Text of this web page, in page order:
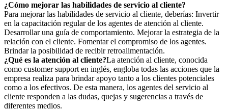
¿Cómo mejorar las habilidades de servicio al cliente?
Para mejorar las habilidades de servicio al cliente, deberías: Invertir
en la capacitación regular de los agentes de atención al cliente.
Desarrollar una guía de comportamiento. Mejorar la estrategia de la
relación con el cliente. Fomentar el compromiso de los agentes.
Brindar la posibilidad de recibir retroalimentación.
¿Qué es la atención al cliente?La atención al cliente, conocida
como customer support en inglés, engloba todas las acciones que la
empresa realiza para brindar apoyo tanto a los clientes potenciales
como a los efectivos. De esta manera, los agentes del servicio al
cliente responden a las dudas, quejas y sugerencias a través de
diferentes medios.